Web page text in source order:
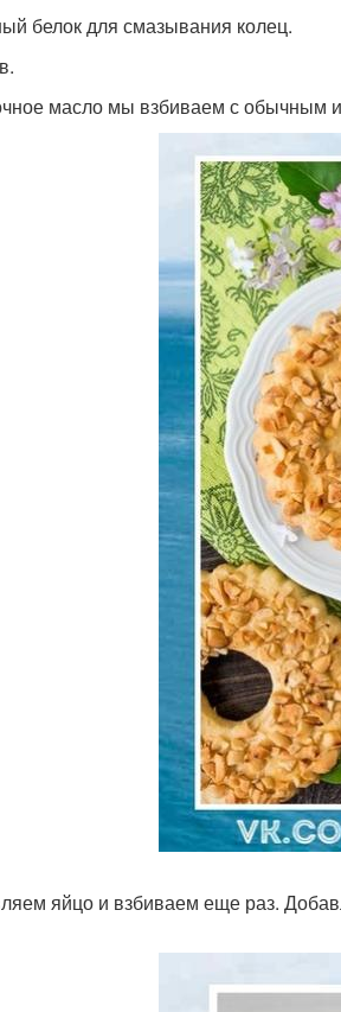
белок для смазывания колец.
масло мы взбиваем с обычным
яйцо и взбиваем еще раз.